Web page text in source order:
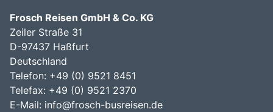
Frosch Reisen GmbH & Co. KG
Zeiler Straße 31
D-97437 Haßfurt
Deutschland
Telefon: +49 (0) 9521 8451
Telefax: +49 (0) 9521 2370
E-Mail: info@frosch-busreisen.de